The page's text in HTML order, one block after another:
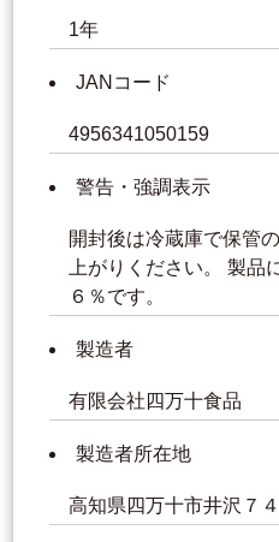
1年
JANコード
4956341050159
警告・強調表示
開封後は冷蔵庫で保管
上がりください。 製品
６％です。
製造者
有限会社四万十食品
製造者所在地
高知県四万十市井沢７